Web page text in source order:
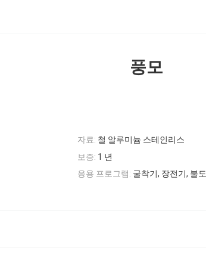
풍모
자료: 철 알루미늄 스테인리스
보증: 1 년
응용 프로그램: 굴착기, 장전기, 불